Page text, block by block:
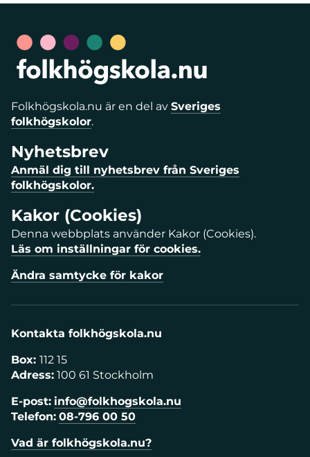
Folkhögskola.nu är en del av Sveriges
folkhögskolor.
Nyhetsbrev
Anmäl dig till nyhetsbrev från Sveriges
folkhögskolor.
Kakor (Cookies)
Denna webbplats använder Kakor (Cookies).
Läs om inställningar för cookies.
Ändra samtycke för kakor
Kontakta folkhögskola.nu
Box: 112 15
Adress: 100 61 Stockholm
E-post: info@folkhogskola.nu
Telefon: 08-796 00 50
Vad är folkhögskola.nu?